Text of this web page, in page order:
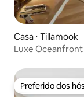
Casa ⋅ Tillamook
Luxe Oceanfront
Preferido dos
Preferido dos